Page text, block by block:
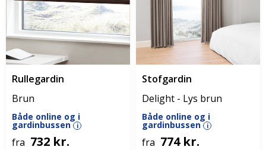
Rullegardin
Brun
Både online og i
gardinbussen i
fra 732 kr.
Stofgardin
Delight - Lys brun
Både online og i
gardinbussen i
fra 774 kr.